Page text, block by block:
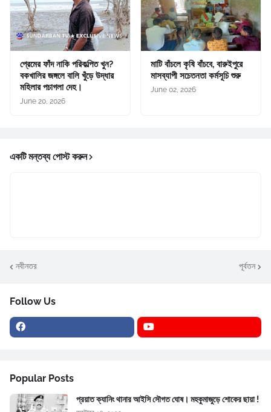
প্রেমের ফাঁদ নাকি পরিকল্পিত খুন?
বকখালির জঙ্গলে বালি খুঁড়ে উদ্ধার
মহিলার পচাগলা দেহ।
June 20, 2026
মাটি বাঁচলে কৃষি বাঁচবে, বারুইপুরে
মাসব্যাপী সচেতনতা কর্মসূচি শুরু
June 02, 2026
একটি মন্তব্য পোস্ট করুন
নবীনতর পূর্বতন
Follow Us
Popular Posts
প্রয়াত ক্যানিং থানার আইসি সৌগত ঘোষ। মহকুমাজুড়ে শোকের ছায়া !